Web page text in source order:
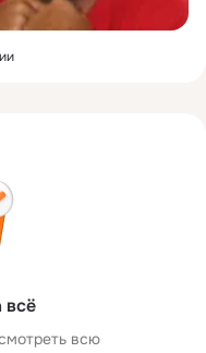
всё
всю